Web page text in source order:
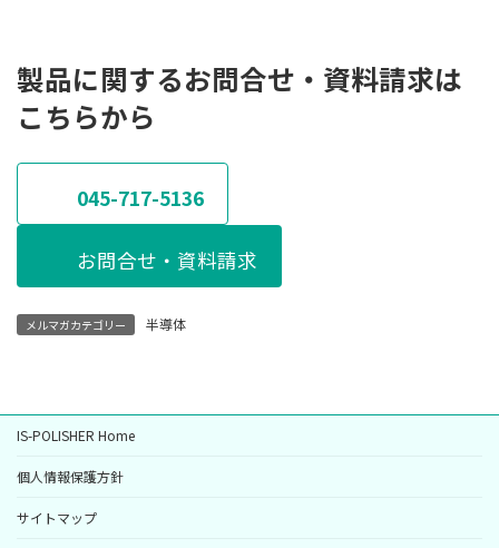
製品に関するお問合せ・資料請求は
こちらから
045-717-5136
お問合せ・資料請求
メルマガカテゴリー 半導体
IS-POLISHER Home
個人情報保護方針
サイトマップ